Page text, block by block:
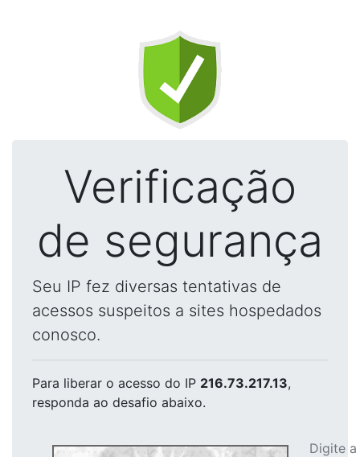
Verificação
de segurança
Seu IP fez diversas tentativas de
acessos suspeitos a sites hospedados
conosco.
Para liberar o acesso do IP 216.73.217.13,
responda ao desafio abaixo.
Digite